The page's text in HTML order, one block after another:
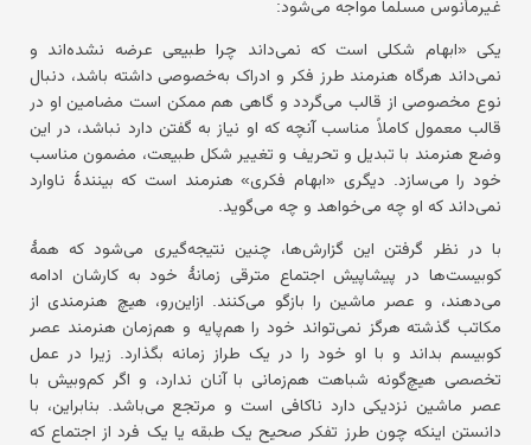
غیرمأنوس مسلماً مواجه می‌شود:
یکی «ابهام شکلی است که نمی‌داند چرا طبیعی عرضه نشده‌اند و
نمی‌داند هرگاه هنرمند طرز فکر و ادراک به‌خصوصی داشته باشد، دنبال
نوع مخصوصی از قالب می‌گردد و گاهی هم ممکن است مضامین او در
قالب معمول کاملاً مناسب آنچه که او نیاز به گفتن دارد نباشد، در این
وضع هنرمند با تبدیل و تحریف و تغییر شکل طبیعت، مضمون مناسب
خود را می‌سازد. دیگری «ابهام فکری» هنرمند است که بینندهٔ ناوارد
نمی‌داند که او چه می‌خواهد و چه می‌گوید.
با در نظر گرفتن این گزارش‌ها، چنین نتیجه‌گیری می‌شود که همهٔ
کوبیست‌ها در پیشاپیش اجتماع مترقی زمانهٔ خود به کارشان ادامه
می‌دهند، و عصر ماشین را بازگو می‌کنند. ازاین‌رو، هیچ هنرمندی از
مکاتب گذشته هرگز نمی‌تواند خود را هم‌پایه و هم‌زمان هنرمند عصر
کوبیسم بداند و با او خود را در یک طراز زمانه بگذارد. زیرا در عمل
تخصصی هیچ‌گونه شباهت هم‌زمانی با آنان ندارد، و اگر کم‌وبیش با
عصر ماشین نزدیکی دارد ناکافی است و مرتجع می‌باشد. بنابراین، با
دانستن اینکه چون طرز تفکر صحیح یک طبقه یا یک فرد از اجتماع که